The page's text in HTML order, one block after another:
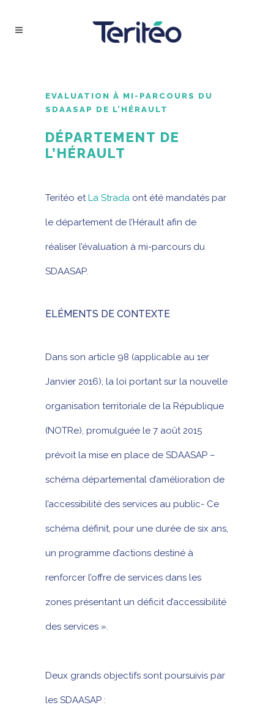
EVALUATION À MI-PARCOURS DU
SDAASAP DE L’HÉRAULT
DÉPARTEMENT DE
L’HÉRAULT
Teritéo etLa Strada ont été mandatés par
le département de l’Hérault afin de
réaliser l’évaluation à mi-parcours du
SDAASAP.
ELÉMENTS DE CONTEXTE
Dans son article 98 (applicable au 1er
Janvier 2016), la loi portant sur la nouvelle
organisation territoriale de la République
(NOTRe), promulguée le 7 août 2015
prévoit la mise en place de SDAASAP –
schéma départemental d’amélioration de
l’accessibilité des services au public- Ce
schéma définit, pour une durée de six ans,
un programme d’actions destiné à
renforcer l’offre de services dans les
zones présentant un déficit d’accessibilité
des services ».
Deux grands objectifs sont poursuivis par
les SDAASAP :